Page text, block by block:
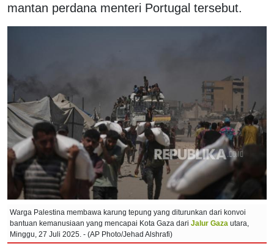
mantan perdana menteri Portugal tersebut.
Warga Palestina membawa karung tepung yang diturunkan dari konvoi
bantuan kemanusiaan yang mencapai Kota Gaza dari Jalur Gaza utara,
Minggu, 27 Juli 2025. - (AP Photo/Jehad Alshrafi)